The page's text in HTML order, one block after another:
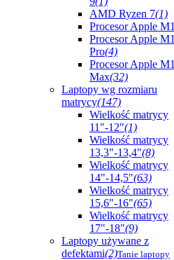
AMD Ryzen 7(1)
Procesor Apple M1
Procesor Apple M1
Pro(4)
Procesor Apple M1
Max(32)
Laptopy wg rozmiaru
matrycy(147)
Wielkość matrycy
11"-12"(1)
Wielkość matrycy
13,3"-13,4"(8)
Wielkość matrycy
14"-14,5"(63)
Wielkość matrycy
15,6"-16"(65)
Wielkość matrycy
17"-18"(9)
Laptopy używane z
defektami(2)Tanie laptopy